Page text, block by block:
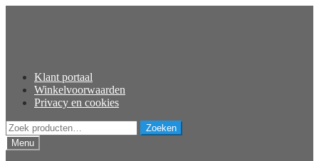
Klant portaal
Winkelvoorwaarden
Privacy en cookies
Zoeken
naar:
Zoeken
Menu